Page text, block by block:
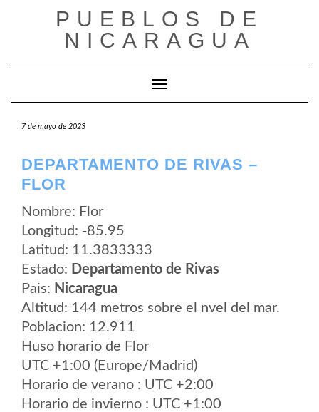
PUEBLOS DE
NICARAGUA
Cambiar modo de navegación
7 de mayo de 2023
DEPARTAMENTO DE RIVAS –
FLOR
Nombre: Flor
Longitud: -85.95
Latitud: 11.3833333
Estado: Departamento de Rivas
Pais: Nicaragua
Altitud: 144 metros sobre el nvel del mar.
Poblacion: 12.911
Huso horario de Flor
UTC +1:00 (Europe/Madrid)
Horario de verano : UTC +2:00
Horario de invierno : UTC +1:00